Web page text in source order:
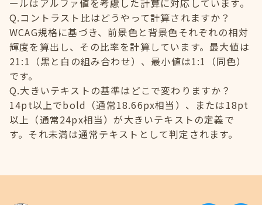
ールはアルファ値を考慮した計算に対応しています。
Q.コントラスト比はどうやって計算されますか？
WCAG規格に基づき、前景色と背景色それぞれの相対
輝度を算出し、その比率を計算しています。最大値は
21:1（黒と白の組み合わせ）、最小値は1:1（同色）
です。
Q.大きいテキストの基準はどこで変わりますか？
14pt以上でbold（通常18.66px相当）、または18pt
以上（通常24px相当）が大きいテキストの定義で
す。それ未満は通常テキストとして判定されます。